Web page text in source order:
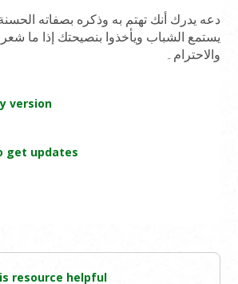
دعه يدرك أنك تهتم به وذكره بصفاته
يستمع الشباب ويأخذوا بنصيحتك إذا ما
والاحترام۔
version
get updates
resource helpful